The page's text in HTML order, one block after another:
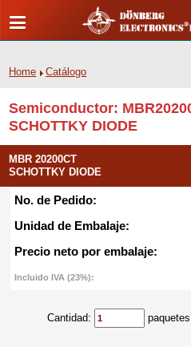
Home Catálogo
Semiconductor:
SCHOTTKY DIODE
MBR 20200CT
SCHOTTKY DIODE
No. de Pedido:
Unidad de Embalaje:
Precio neto por embalaje:
Incluido IVA (23%):
Cantidad: